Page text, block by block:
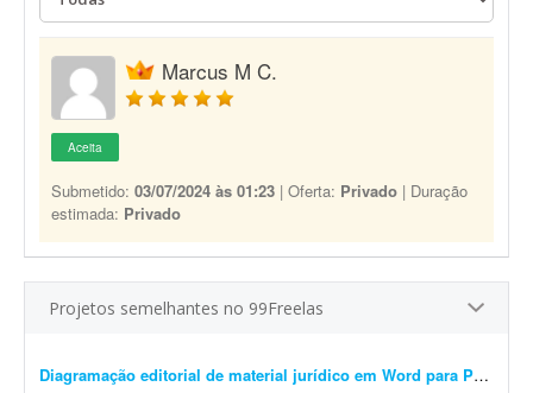
Marcus M C.
Aceita
Submetido: 03/07/2024 às 01:23 | Oferta: Privado | Duração
estimada: Privado
Projetos semelhantes no 99Freelas
Diagramação editorial de material jurídico em Word para PDF premium